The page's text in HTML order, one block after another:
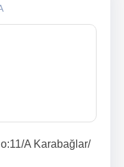
A Karabağlar/